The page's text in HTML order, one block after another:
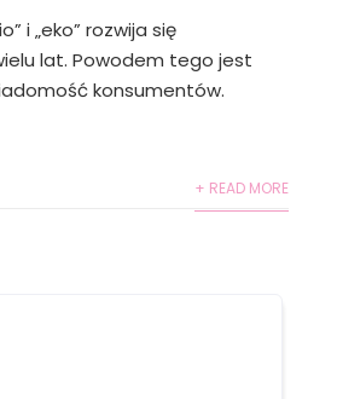
i „eko” rozwija się
lat. Powodem tego jest
konsumentów.
+ READ MORE